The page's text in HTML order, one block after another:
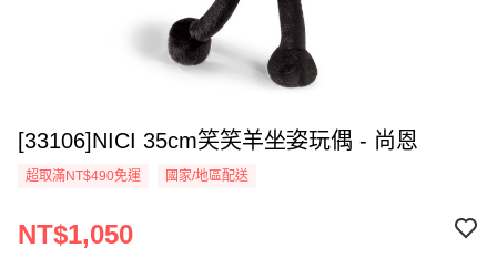
[33106]NICI 35cm笑笑羊坐姿玩偶 - 尚恩
超取滿NT$490免運 國家/地區配送
NT$1,050